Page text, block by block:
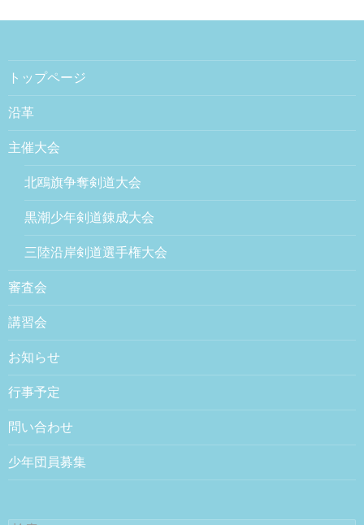
トップページ
沿革
主催大会
北鴎旗争奪剣道大会
黒潮少年剣道錬成大会
三陸沿岸剣道選手権大会
審査会
講習会
お知らせ
行事予定
問い合わせ
少年団員募集